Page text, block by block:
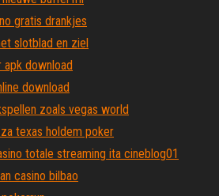
gratis drankjes
slotblad en ziel
apk download
download
zoals vegas world
texas holdem poker
totale streaming ita cineblog01
casino bilbao